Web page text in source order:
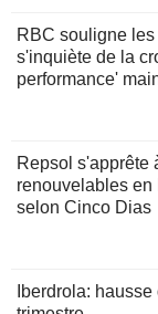
RBC souligne
s'inquiète de la
performance'
Repsol s'apprête
renouvelables en
selon Cinco Dias
Iberdrola: